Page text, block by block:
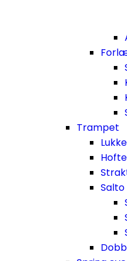
Trampet